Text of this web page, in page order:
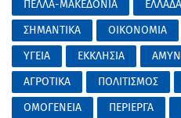
ΠΕΛΛΑ-ΜΑΚΕΔΟΝΙΑ ΕΛΛΑΔΑ
ΣΗΜΑΝΤΙΚΑ
ΟΙΚΟΝΟΜΙΑ
ΥΓΕΙΑ
ΕΚΚΛΗΣΙΑ
ΑΓΡΟΤΙΚΑ
ΠΟΛΙΤΙΣΜΟΣ
ΟΜΟΓΕΝΕΙΑ
ΠΕΡΙΕΡΓΑ